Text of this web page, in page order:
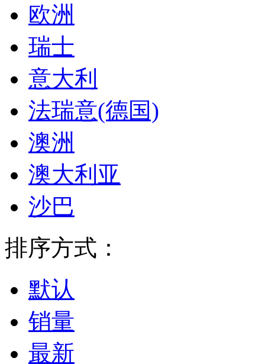
欧洲
瑞士
意大利
法瑞意(德国)
澳洲
澳大利亚
沙巴
排序方式：
默认
销量
最新